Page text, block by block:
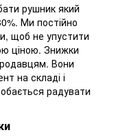
рушник який
Ми постійно
щоб не упустити
ціною. Знижки
Вони
на складі і
радувати